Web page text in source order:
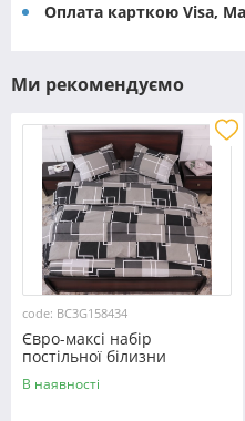
Оплата карткою Visa,
Ми рекомендуємо
code: BC3G158434
Євро-максі набір
постільної білизни
200*220 із Бязі "Gold"
№158434 Черешенка™
В наявності